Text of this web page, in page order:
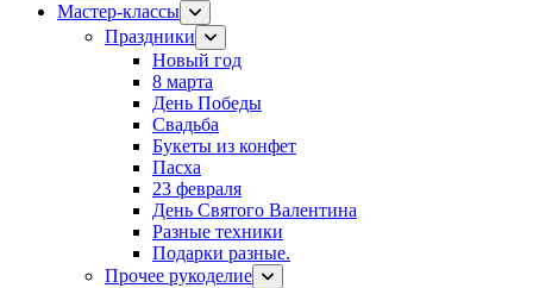
Мастер-классы
Праздники
Новый год
8 марта
День Победы
Свадьба
Букеты из конфет
Пасха
23 февраля
День Святого Валентина
Разные техники
Подарки разные.
Прочее рукоделие